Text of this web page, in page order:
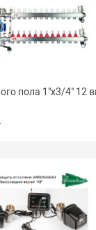
пола 1"х3/4" 12